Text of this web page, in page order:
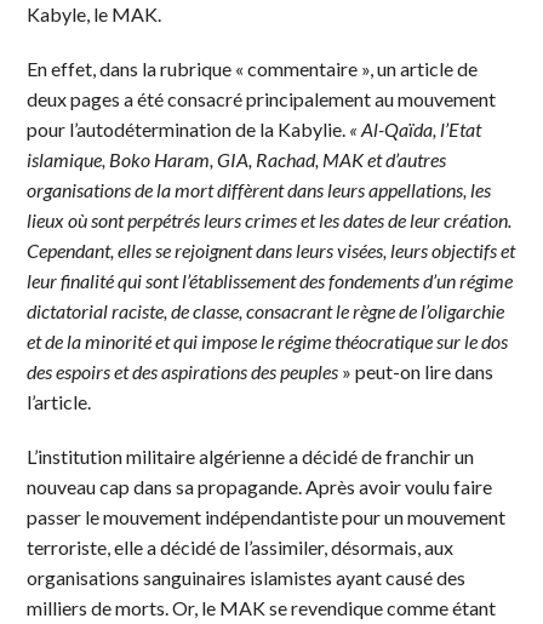
Kabyle, le MAK.
En effet, dans la rubrique « commentaire », un article de
deux pages a été consacré principalement au mouvement
pour l’autodétermination de la Kabylie. « Al-Qaïda, l’Etat
islamique, Boko Haram, GIA, Rachad, MAK et d’autres
organisations de la mort diffèrent dans leurs appellations, les
lieux où sont perpétrés leurs crimes et les dates de leur création.
Cependant, elles se rejoignent dans leurs visées, leurs objectifs et
leur finalité qui sont l’établissement des fondements d’un régime
dictatorial raciste, de classe, consacrant le règne de l’oligarchie
et de la minorité et qui impose le régime théocratique sur le dos
des espoirs et des aspirations des peuples » peut-on lire dans
l’article.
L’institution militaire algérienne a décidé de franchir un
nouveau cap dans sa propagande. Après avoir voulu faire
passer le mouvement indépendantiste pour un mouvement
terroriste, elle a décidé de l’assimiler, désormais, aux
organisations sanguinaires islamistes ayant causé des
milliers de morts. Or, le MAK se revendique comme étant